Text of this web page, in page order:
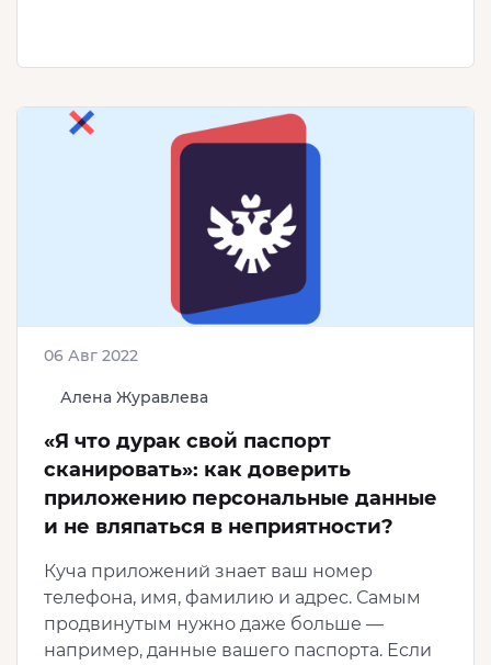
Алена Журавлева
06 Авг 2022
«Я что дурак свой паспорт
сканировать»: как доверить
приложению персональные данные
и не вляпаться в неприятности?
Куча приложений знает ваш номер
телефона, имя, фамилию и адрес. Самым
продвинутым нужно даже больше —
например, данные вашего паспорта. Если